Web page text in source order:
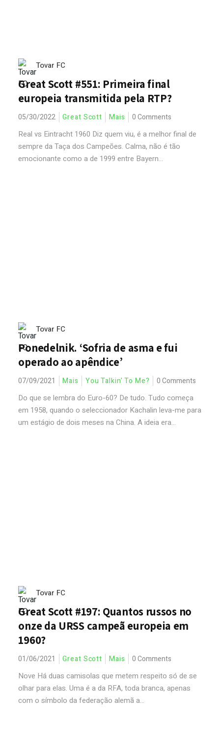
Tovar FC
Great Scott #551: Primeira final
europeia transmitida pela RTP?
05/30/2022 Great Scott Mais 0 Comments
Real vs Eintracht 1960 Diz quem viu, é a melhor final de
sempre da Taça dos Campeões. Calma, não é tão
emocionante como a de 1999 entre Bayern...
Tovar FC
Ponedelnik. ‘Sofria de asma e fui
operado ao apêndice’
07/09/2021 Mais You Talkin' To Me? 0 Comments
Do que se lembra do Euro-60? De tudo. Tudo começa
em 1958, quando o seleccionador Kachalin leva-me para
um estágio de dois meses na China. A ideia era...
Tovar FC
Great Scott #197: Quantos russos no
onze da URSS campeã europeia em
1960?
01/06/2021 Great Scott Mais 0 Comments
Nove Há duas camisolas que metem respeito só de se
olhar para elas. Uma é a da RFA, toda branca, apenas
com o símbolo da federação alemã a...